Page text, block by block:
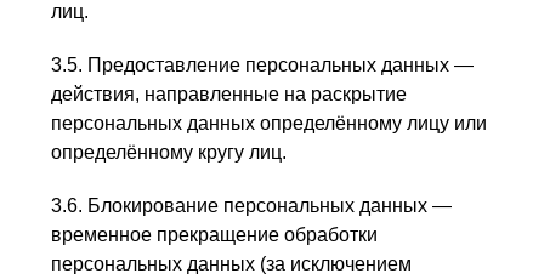
лиц.
3.5. Предоставление персональных данных —
действия, направленные на раскрытие
персональных данных определённому лицу или
определённому кругу лиц.
3.6. Блокирование персональных данных —
временное прекращение обработки
персональных данных (за исключением